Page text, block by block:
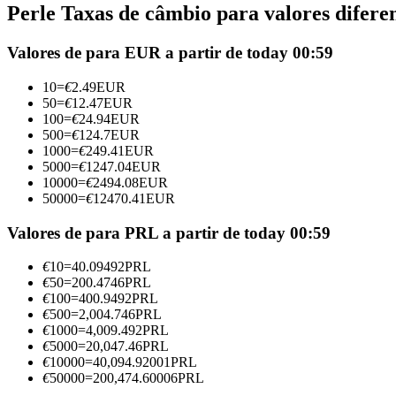
Futuros usando USDC como garantia
Copiar Trading
Junte-se aos principais traders
Perle Taxas de câmbio para valores
Valores de para EUR a partir de today 00:59
10=€2.49EUR
50=€12.47EUR
100=€24.94EUR
500=€124.7EUR
1000=€249.41EUR
5000=€1247.04EUR
10000=€2494.08EUR
50000=€12470.41EUR
Valores de para PRL a partir de today 00:59
€10=40.09492PRL
€50=200.4746PRL
€100=400.9492PRL
€500=2,004.746PRL
€1000=4,009.492PRL
€5000=20,047.46PRL
€10000=40,094.92001PRL
€50000=200,474.60006PRL